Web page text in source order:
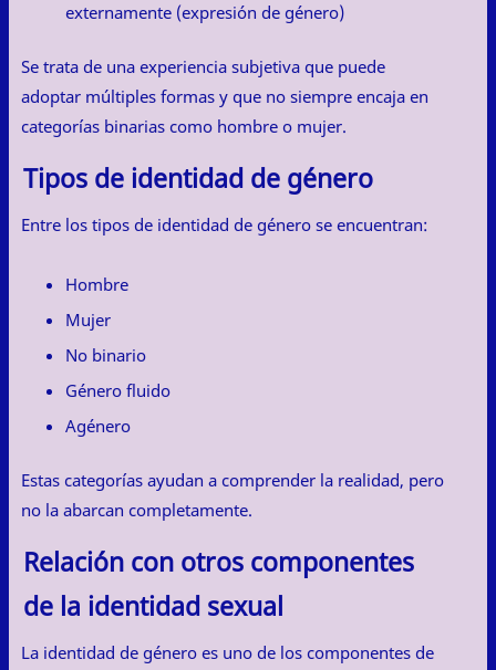
externamente (expresión de género)
Se trata de una experiencia subjetiva que puede
adoptar múltiples formas y que no siempre encaja en
categorías binarias como hombre o mujer.
Tipos de identidad de género
Entre los tipos de identidad de género se encuentran:
Hombre
Mujer
No binario
Género fluido
Agénero
Estas categorías ayudan a comprender la realidad, pero
no la abarcan completamente.
Relación con otros componentes
de la identidad sexual
La identidad de género es uno de los componentes de